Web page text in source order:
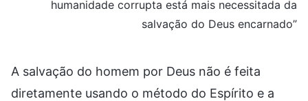
humanidade corrupta está mais necessitada da
salvação do Deus encarnado”
A salvação do homem por Deus não é feita
diretamente usando o método do Espírito e a